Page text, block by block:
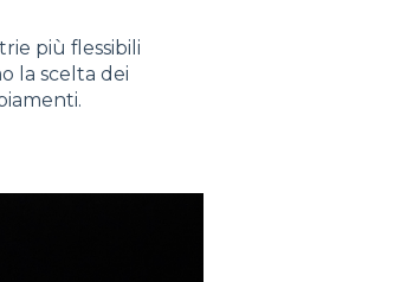
più flessibili
la scelta dei